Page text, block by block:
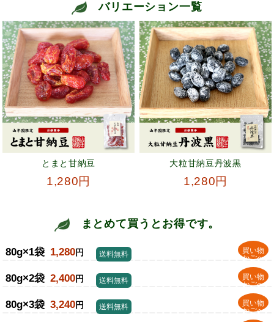
バリエーション一覧
とまと甘納豆
1,280円
大粒甘納豆丹波黒
1,280円
まとめて買うとお得です。
80g×1袋 1,280円
買い物
かごへ
送料無料
80g×2袋 2,400円
買い物
かごへ
送料無料
80g×3袋 3,240円
買い物
かごへ
送料無料